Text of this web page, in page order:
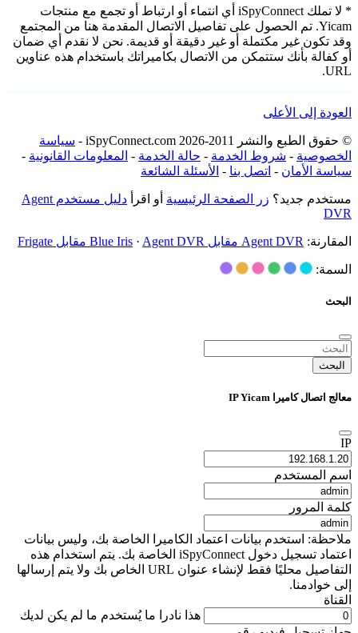
* لا تملك iSpyConnect أي انتماء أو ارتباط أو تجمع مع منتجات
Yicam. تم الحصول على تفاصيل الاتصال المقدمة هنا من المجتمع
وقد تكون غير مكتملة أو غير دقيقة أو قديمة. نحن لا نقدم أي ضمان
أو كفالة بأنك ستتمكن من الاتصال بكاميراتك باستخدام هذه عناوين
URL.
العودة إلى الأعلى
© حقوق الطبع والنشر 2011-2026 iSpyConnect.com -
سياسة
الخصوصية - شروط الخدمة - حالة الخدمة - المعلومات القانونية -
سياسة الأمان - اتصل بنا - الأسئلة الشائعة
مستخدم جديد؟ زر الصفحة الرئيسية أو اقرأ
دليل مستخدم Agent
DVR
المقارنة: Agent DVR مقابل Blue Iris · Agent DVR مقابل Frigate
السمة:
البحث
البحث
معالج اتصال كاميرا IP Yicam
IP
اسم المستخدم
كلمة المرور
ملاحظة: استخدم بيانات اعتماد الكاميرا الخاصة بك، وليس بيانات
اعتماد تسجيل دخول iSpyConnect الخاصة بك. يتم استخدام هذه
التفاصيل محليًا فقط لإنشاء عنوان URL الخاص بك ولا يتم إرسالها
إلى خوادمنا.
القناة
هذا نادرا ما يُستخدم ما لم يكن لديك